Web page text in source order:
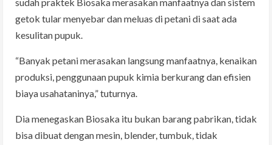
sudah praktek Biosaka merasakan manfaatnya dan sistem
getok tular menyebar dan meluas di petani di saat ada
kesulitan pupuk.
“Banyak petani merasakan langsung manfaatnya, kenaikan
produksi, penggunaan pupuk kimia berkurang dan efisien
biaya usahataninya,” tuturnya.
Dia menegaskan Biosaka itu bukan barang pabrikan, tidak
bisa dibuat dengan mesin, blender, tumbuk, tidak